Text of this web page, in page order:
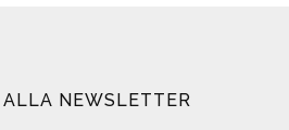
ALLA NEWSLETTER